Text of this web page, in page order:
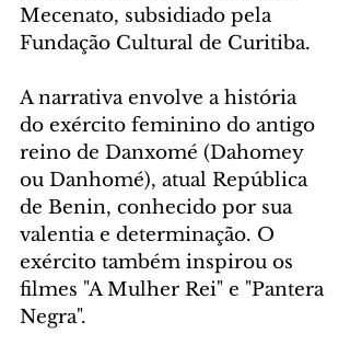
Mecenato, subsidiado pela
Fundação Cultural de Curitiba.
A narrativa envolve a história
do exército feminino do antigo
reino de Danxomé (Dahomey
ou Danhomé), atual República
de Benin, conhecido por sua
valentia e determinação. O
exército também inspirou os
filmes "A Mulher Rei" e "Pantera
Negra".